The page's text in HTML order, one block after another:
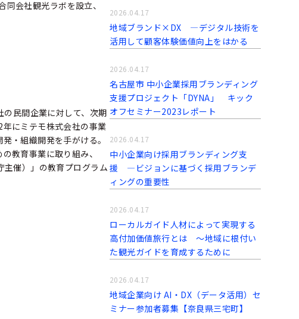
会社観光ラボを設立、
民間企業に対して、次期
にミテモ株式会社の事業
・組織開発を手がける。
教育事業に取り組み、
催）」の教育プログラム
地域ブランド×DX ―デジタル技術を
活用して顧客体験価値向上をはかる
2026.04.17
名古屋市 中小企業採用ブランディング
支援プロジェクト「DYNA」 キック
オフセミナー2023レポート
2026.04.17
中小企業向け採用ブランディング支
援 ―ビジョンに基づく採用ブランデ
ィングの重要性
2026.04.17
ローカルガイド人材によって実現する
高付加価値旅行とは ～地域に根付い
た観光ガイドを育成するために
2026.04.17
地域企業向け AI・DX（データ活用）セ
ミナー参加者募集【奈良県三宅町】
2026.04.17